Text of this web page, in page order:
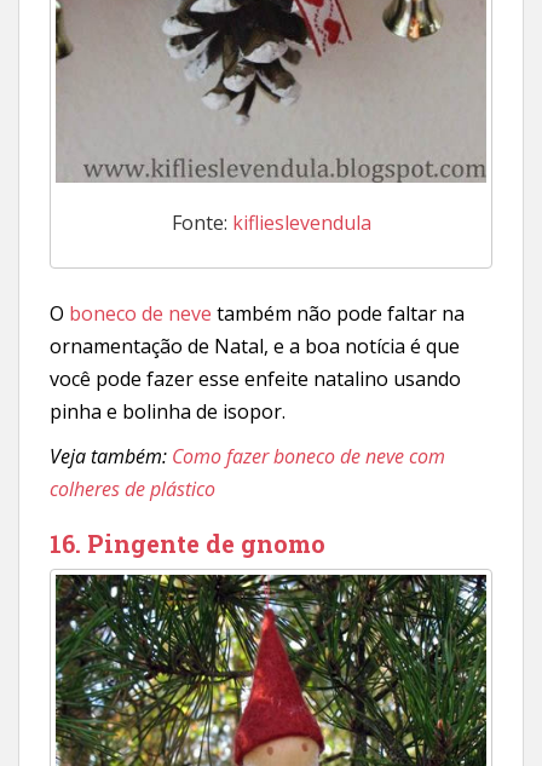
Fonte: kiflieslevendula
O boneco de neve também não pode faltar na
ornamentação de Natal, e a boa notícia é que
você pode fazer esse enfeite natalino usando
pinha e bolinha de isopor.
Veja também: Como fazer boneco de neve com
colheres de plástico
16. Pingente de gnomo